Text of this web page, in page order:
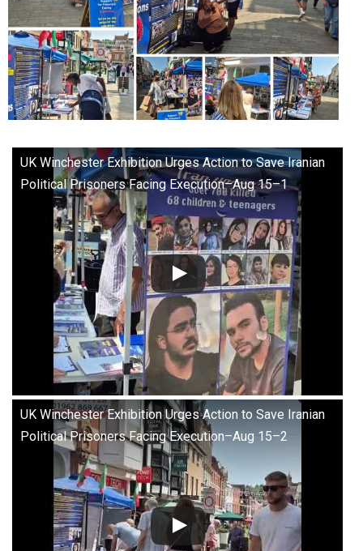
UK Winchester Exhibition Urges Action to Save Iranian
Political Prisoners Facing Execution–Aug 15–1
UK Winchester Exhibition Urges Action to Save Iranian
Political Prisoners Facing Execution–Aug 15–2